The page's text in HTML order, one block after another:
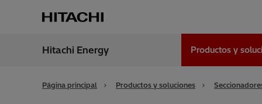
Spain
Hitachi Energy Productos y
Página principal Productos y soluciones